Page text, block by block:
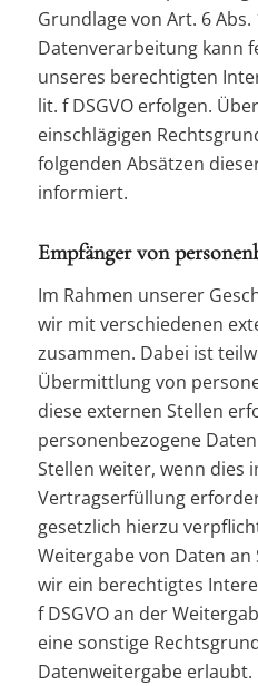
Grundlage von Art. 6 Abs.
Datenverarbeitung kann
unseres berechtigten
lit. f DSGVO erfolgen.
einschlägigen
folgenden Absätzen
informiert.
Empfänger von
Im Rahmen unserer
wir mit verschiedenen
zusammen. Dabei ist
Übermittlung von
diese externen Stellen
personenbezogene
Stellen weiter, wenn dies
Vertragserfüllung
gesetzlich hierzu
Weitergabe von Daten
wir ein berechtigtes
f DSGVO an der
eine sonstige
Datenweitergabe erlaubt.